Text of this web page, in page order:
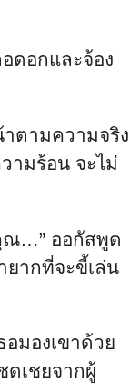
ดอกและจ้อง
ตามความจริง
ามร้อน จะไม่
ณ…” ออกัสพูด
ยากที่จะขี้เล่น
อมองเขาด้วย
เชยจากผู้